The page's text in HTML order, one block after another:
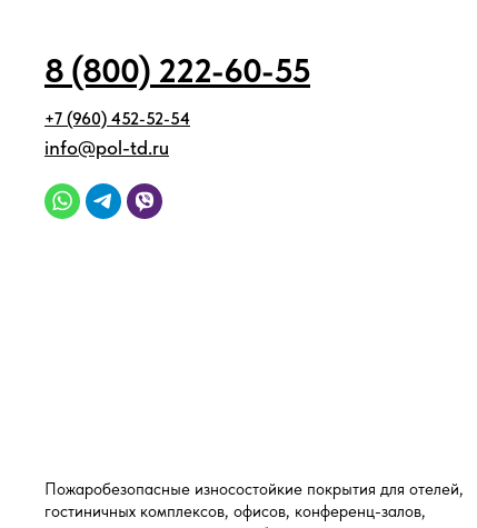
8 (800) 222-60-55
info@pol-td.ru
Пожаробезопасные износостойкие покрытия для отелей,
гостиничных комплексов, офисов, конференц-залов,
+7 (960) 452-52-54